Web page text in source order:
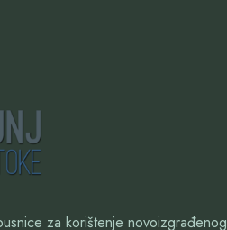
za korištenje novoizgrađenog